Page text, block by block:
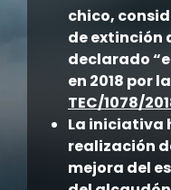
chico,
de extinción
declarado
en 2018 por la
TEC/1078/
La iniciativa
realización
mejora del